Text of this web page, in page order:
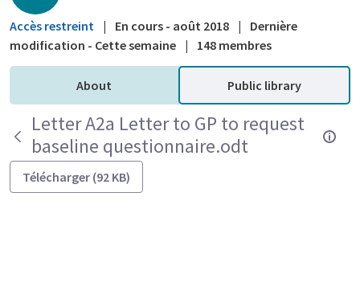
Accès restreint | En cours - août 2018 |
Dernière
modification - Cette semaine | 148 membres
About Public library
Letter A2a Letter to GP to request
baseline questionnaire.odt
Télécharger (92 KB)